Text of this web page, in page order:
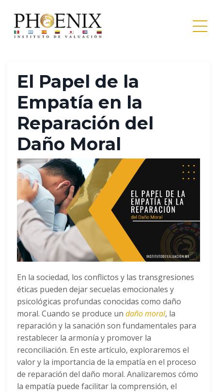
El Papel de la
Empatía en la
Reparación del
Daño Moral
En la sociedad, los conflictos y las transgresiones
éticas pueden dejar secuelas emocionales y
psicológicas profundas conocidas como daño
moral. Cuando se produce un daño moral, la
reparación y la sanación son fundamentales para
restablecer la armonía y promover la
reconciliación. En este artículo, exploraremos el
valor y la importancia de la empatía en el proceso
de reparación del daño moral. Analizaremos cómo
la empatía puede facilitar la comprensión, el